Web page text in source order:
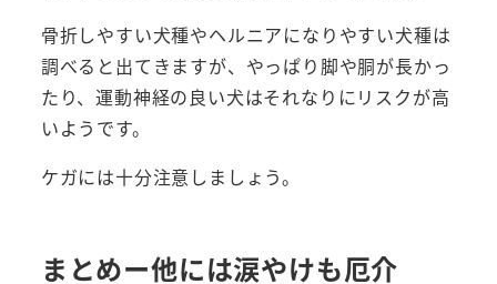
骨折しやすい犬種やヘルニアになりやすい犬種は
調べると出てきますが、やっぱり脚や胴が長かっ
たり、運動神経の良い犬はそれなりにリスクが高
いようです。
ケガには十分注意しましょう。
まとめー他には涙やけも厄介